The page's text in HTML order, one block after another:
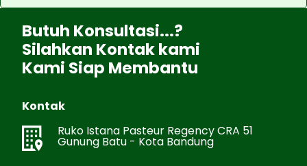
Butuh Konsultasi...?
Silahkan Kontak kami
Kami Siap Membantu
Kontak
Ruko Istana Pasteur Regency CRA 51
Gunung Batu - Kota Bandung